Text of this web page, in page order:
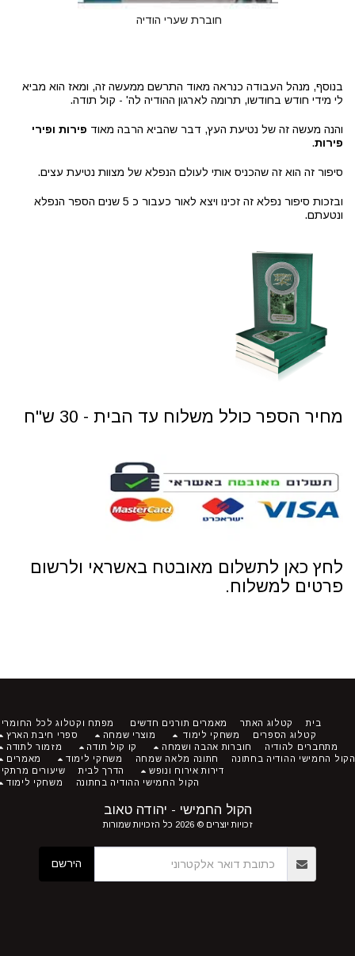
חוברת שערי הודיה
בנוסף, מנהל העבודה כנראה מאוד התרשם ממעשה זה, ומאז הוא מביא
לי מידי חודש בחודשו, תרומה לארגון ההודיה לה' - קול תודה.
והנה מעשה זה של נטיעת העץ, דבר שהביא הרבה מאודפירות ופירי
פירות.
סיפור זה הוא זה שהכניס אותי לעולם הנפלא של מצוות נטיעת עצים.
ובזכות סיפור נפלא זה זכינו ויצא לאור כעבור כ 5 שנים הספר הנפלא
ונטעתם.
מחיר הספר כולל משלוח עד הבית - 30 ש"ח
לחץ כאן לתשלום מאובטח באשראי ולרשום
פרטים למשלוח.
הקול החמישי - יהודה טאוב
זכויות יוצרים © 2026 כל הזכויות שמורות
בית קטלוג האתר מאמרים תורנים חדשים
מפתח וקטלוג לכל החומרים
קטלוג הספרים
משחקי לימוד מוצרי שמחה
ספרי חיבת הארץ
מתחברים להודיה
חוברות אהבה ושמחה קו קול תודה
מזמור לתודה
החמישי ההודיה בחתונה
חתונה מלאה שמחה משחקי לימוד
מאמרים
דירות אירוח ונופש
הדרך לבית
שיעורים מרתקים
הקול החמישי ההודיה בחתונה
משחקי לימוד
הירשם